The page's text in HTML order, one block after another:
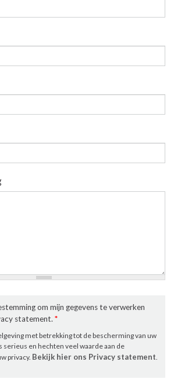
om mijn gegevens te verwerken
statement.*
met betrekking tot de bescherming van uw
serieus en hechten veel waarde aan de
privacy. Bekijk hier ons Privacy statement.